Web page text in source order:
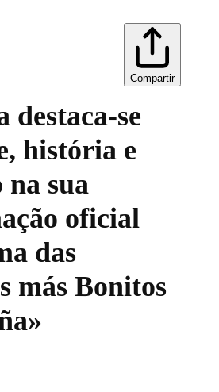
Compartir
destaca-se
história e
sua
oficial
das
más Bonitos